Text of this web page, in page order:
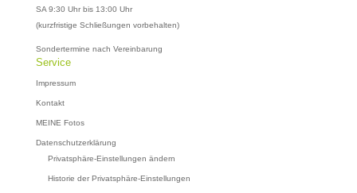
SA 9:30 Uhr bis 13:00 Uhr
(kurzfristige Schließungen vorbehalten)
Sondertermine nach Vereinbarung
Service
Impressum
Kontakt
MEINE Fotos
Datenschutzerklärung
Privatsphäre-Einstellungen ändern
Historie der Privatsphäre-Einstellungen